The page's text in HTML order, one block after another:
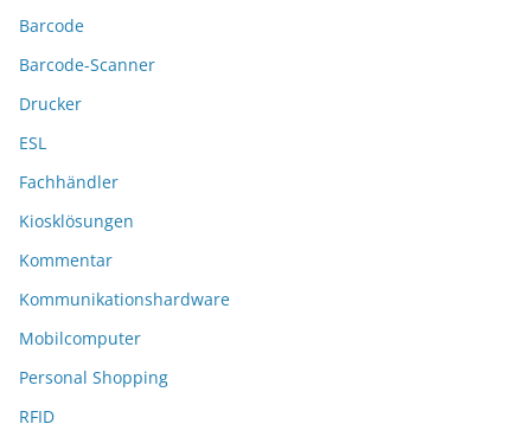
Barcode
Barcode-Scanner
Drucker
ESL
Fachhändler
Kiosklösungen
Kommentar
Kommunikationshardware
Mobilcomputer
Personal Shopping
RFID